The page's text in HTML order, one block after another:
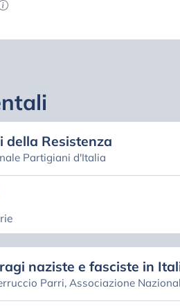
della Resistenza
Partigiani d'Italia
naziste e fasciste in
Parri, Associazione